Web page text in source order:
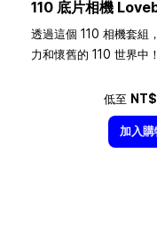
110 底片相機
透過這個 110 相機套組
力和懷舊的 110 世界中！
低至
加入